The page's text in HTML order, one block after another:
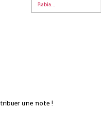
Rabia...
une note !